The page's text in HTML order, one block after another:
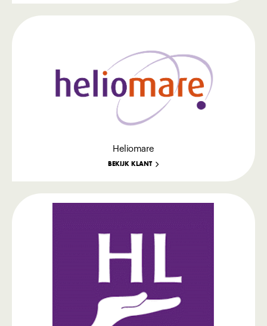
Heliomare
BEKIJK KLANT